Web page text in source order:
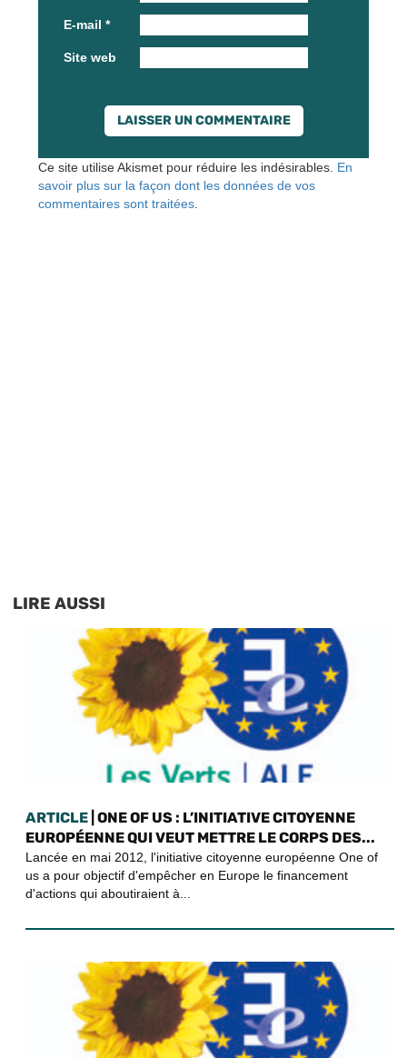
E-mail *
Site web
Ce site utilise Akismet pour réduire les indésirables. En
savoir plus sur la façon dont les données de vos
commentaires sont traitées
LIRE AUSSI
ARTICLE | ONE OF US : L’INITIATIVE CITOYENNE
EUROPÉENNE QUI VEUT METTRE LE CORPS DES...
Lancée en mai 2012, l'initiative citoyenne européenne One of
us a pour objectif d'empêcher en Europe le financement
d'actions qui aboutiraient à...